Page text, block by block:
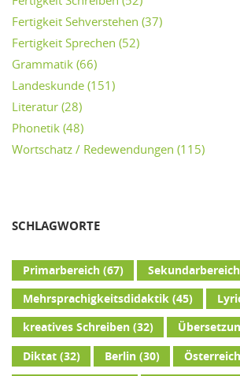
Fertigkeit Sehverstehen (37)
Fertigkeit Sprechen (52)
Grammatik (66)
Landeskunde (151)
Literatur (28)
Phonetik (48)
Wortschatz / Redewendungen (115)
SCHLAGWORTE
Primarbereich(67) Sekundarbereich
Mehrsprachigkeitsdidaktik(45)
kreatives Schreiben(32)
Diktat(32) Berlin(30) Österreich